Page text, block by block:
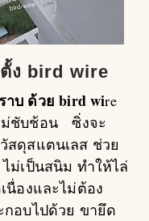
ง bird wire
าบ ด้วย bird wire
ชับช้อน ซิ่งจะ
สดุสแตนเลส ช่วย
ม่เป็นสนิม ทำให้ไล่
นื่องและไม่ต้อง
กอบไปด้วย ขายึด